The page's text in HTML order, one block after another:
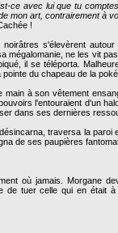
ce avec lui que tu
mon art, contrairement à
!
noirâtres s'élevèrent
mégalomanie, ne les vit
il se téléporta.
pointe du chapeau de la
main à son vêtement
l'entouraient d'un
dans ses dernières
traversa la paroi
de ses paupières
où jamais. Morgane
de tuer celle qui en était